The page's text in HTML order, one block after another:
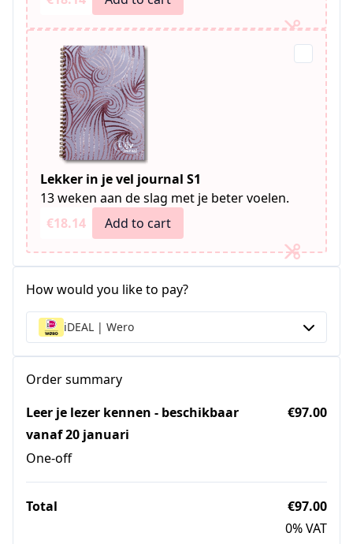
Lekker in je vel journal S1
13 weken aan de slag met je beter voelen.
€18.14
Add to cart
How would you like to pay?
iDEAL | Wero
Order summary
Leer je lezer kennen - beschikbaar
vanaf 20 januari
One-off
€97.00
Total
€97.00
0% VAT